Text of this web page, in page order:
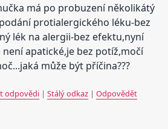
má po probuzení několikátý
protialergického léku-bez
lék na alergii-bez efektu,nyní
apatické,je bez potíž,močí
může být příčina???
odpovědi |Stálý odkaz |Odpovědět